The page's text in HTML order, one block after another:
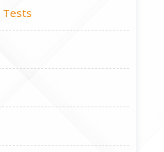
Tests